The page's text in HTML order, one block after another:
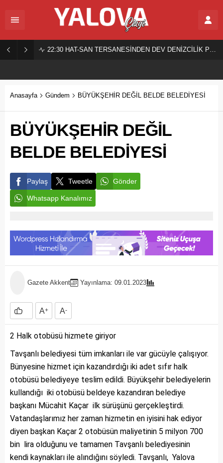
22:30 HAT-SAN TERSANESİNDEN DEV DENİZCİLİK PROJESİ!
Anasayfa Gündem BÜYÜKŞEHİR DEĞİL BELDE BELEDİYESİ
BÜYÜKŞEHİR DEĞİL
BELDE BELEDİYESİ
Paylaş Tweetle Gönder
Whatsapp Kanalımız
Gazete Akkent Yayınlama: 09.01.2023
A+ A-
2 Halk otobüsü hizmete giriyor
Tavşanlı belediyesi tüm imkanları ile var gücüyle çalışıyor.
Bünyesine hizmet için kazandırdığı iki adet sıfır halk
otobüsü belediyeye teslim edildi. Büyükşehir belediyelerin
kullandığı iki otobüsü beldeye kazandıran belediye
başkanı Mücahit Kaçar ilk sürüşünü gerçekleştirdi.
Vatandaşlarımız her zaman hizmetin en iyisini hak ediyor
diyen başkan Kaçar 2 otobüsün maliyetinin 5 milyon 700
bin lira olduğunu ve tamamen Tavşanlı belediyesinin
kendi kaynakları ile alındığını söyledi. Tavşanlı, Yalova